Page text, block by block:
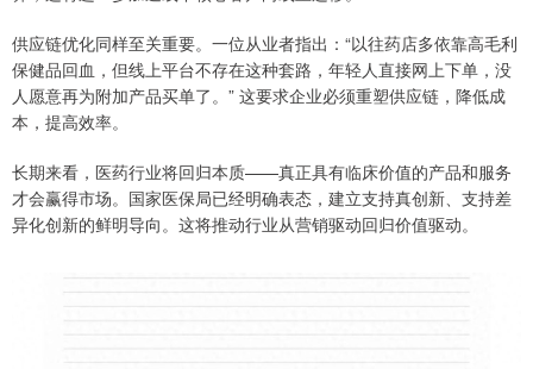
供应链优化同样至关重要。一位从业者指出：“以往药店多依靠高毛利
保健品回血，但线上平台不存在这种套路，年轻人直接网上下单，没
人愿意再为附加产品买单了。” 这要求企业必须重塑供应链，降低成
本，提高效率。
长期来看，医药行业将回归本质——真正具有临床价值的产品和服务
才会赢得市场。国家医保局已经明确表态，建立支持真创新、支持差
异化创新的鲜明导向。这将推动行业从营销驱动回归价值驱动。